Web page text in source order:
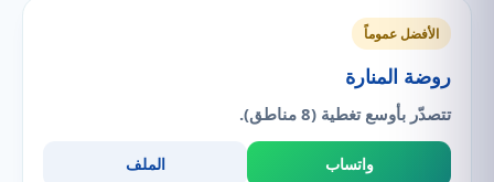
الأفضل عموماً
روضة المنارة
تتصدّر بأوسع تغطية (8 مناطق).
واتساب الملف